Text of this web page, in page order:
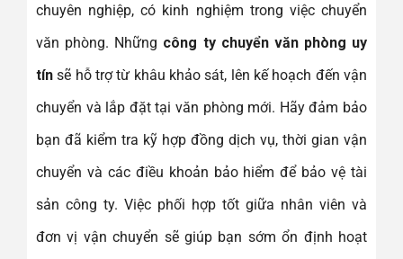
chuyên nghiệp, có kinh nghiệm trong việc chuyển
văn phòng. Những công ty chuyển văn phòng uy
tín sẽ hỗ trợ từ khâu khảo sát, lên kế hoạch đến vận
chuyển và lắp đặt tại văn phòng mới. Hãy đảm bảo
bạn đã kiểm tra kỹ hợp đồng dịch vụ, thời gian vận
chuyển và các điều khoản bảo hiểm để bảo vệ tài
sản công ty. Việc phối hợp tốt giữa nhân viên và
đơn vị vận chuyển sẽ giúp bạn sớm ổn định hoạt